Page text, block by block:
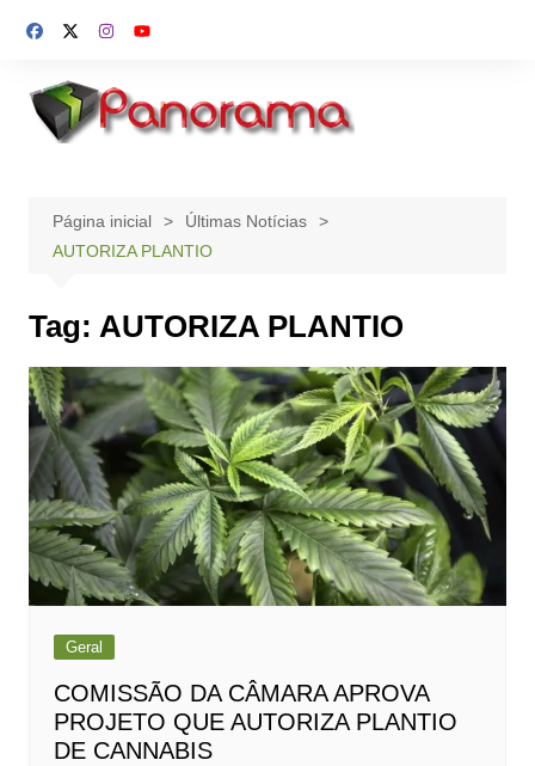
para
conteúdo
Página inicial
Últimas Notícias
AUTORIZA PLANTIO
Tag: AUTORIZA PLANTIO
Geral
COMISSÃO DA CÂMARA APROVA
PROJETO QUE AUTORIZA PLANTIO
DE CANNABIS